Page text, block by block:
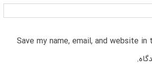
Save my name, email, and website